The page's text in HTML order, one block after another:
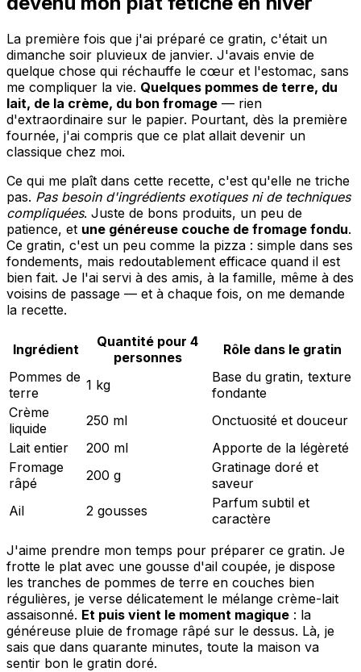
La première fois que j'ai préparé ce gratin, c'était un
dimanche soir pluvieux de janvier. J'avais envie de
quelque chose qui réchauffe le cœur et l'estomac, sans
me compliquer la vie. Quelques pommes de terre, du
lait, de la crème, du bon fromage — rien
d'extraordinaire sur le papier. Pourtant, dès la première
fournée, j'ai compris que ce plat allait devenir un
classique chez moi.
Ce qui me plaît dans cette recette, c'est qu'elle ne triche
pas. Pas besoin d'ingrédients exotiques ni de techniques
compliquées. Juste de bons produits, un peu de
patience, et une généreuse couche de fromage fondu.
Ce gratin, c'est un peu comme la pizza : simple dans ses
fondements, mais redoutablement efficace quand il est
bien fait. Je l'ai servi à des amis, à la famille, même à des
voisins de passage — et à chaque fois, on me demande
la recette.
Ingrédient
Quantité pour 4
personnes
Rôle dans le gratin
Pommes de
terre
1 kg
Base du gratin, texture
fondante
Crème
liquide
250 ml
Onctuosité et douceur
Lait entier
200 ml
Apporte de la légèreté
Fromage
râpé
200 g
Gratinage doré et
saveur
Ail
2 gousses
Parfum subtil et
caractère
J'aime prendre mon temps pour préparer ce gratin. Je
frotte le plat avec une gousse d'ail coupée, je dispose
les tranches de pommes de terre en couches bien
régulières, je verse délicatement le mélange crème-lait
assaisonné. Et puis vient le moment magique : la
généreuse pluie de fromage râpé sur le dessus. Là, je
sais que dans quarante minutes, toute la maison va
sentir bon le gratin doré.